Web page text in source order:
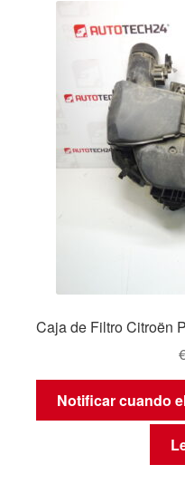
Política de privacidad
Procedimiento de
Transporte
Caja de Filtro Citroën
Notificar cuando